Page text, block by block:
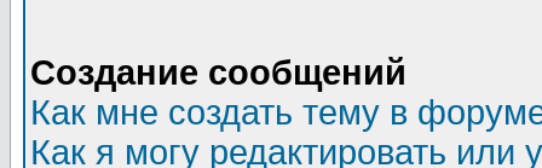
Создание сообщений
Как мне создать тему в
Как я могу редактировать или